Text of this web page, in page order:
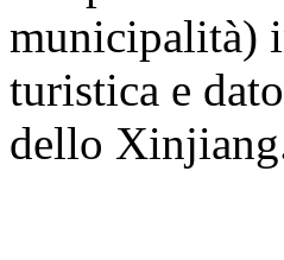
municipalità)
turistica e
dello